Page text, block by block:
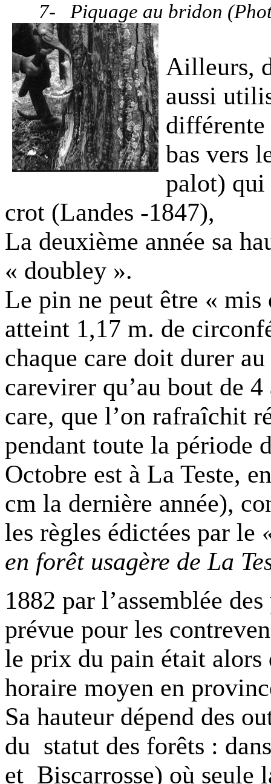
7- Piquage au bridon
Ailleurs,
aussi
différente
bas vers
palot) qui
crot (Landes -1847),
La deuxième année sa
« doubley ».
Le pin ne peut être «
atteint 1,17 m. de
chaque care doit durer
carevirer qu’au bout de
care, que l’on rafraîchit
pendant toute la période
Octobre est à La Teste,
cm la dernière année),
les règles édictées par le
en forêt usagère de La
1882 par l’assemblée
prévue pour les
le prix du pain était alors
horaire moyen en
Sa hauteur dépend des
du statut des forêts :
et Biscarrosse) où seule